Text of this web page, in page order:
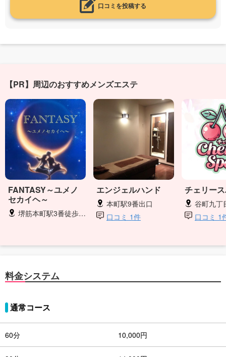
口コミを投稿する
【PR】周辺のおすすめメンズエステ
FANTASY～ユメノ
セカイヘ～
堺筋本町駅3番徒歩3分
エンジェルハンド
本町駅9番出口
口コミ 1件
チェリー
谷町九丁
口コミ 1
料金システム
通常コース
60分 10,000円